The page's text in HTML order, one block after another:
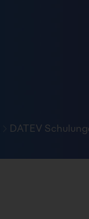
DATEV